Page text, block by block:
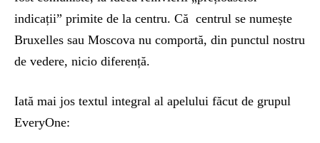
indicații” primite de la centru. Că centrul se numește
Bruxelles sau Moscova nu comportă, din punctul nostru
de vedere, nicio diferență.
Iată mai jos textul integral al apelului făcut de grupul
EveryOne: